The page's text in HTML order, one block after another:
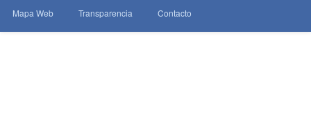
Mapa Web Transparencia Contacto